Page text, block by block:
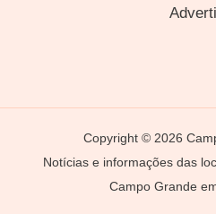
Copyright © 2026
Notícias e informações das
Campo Grande